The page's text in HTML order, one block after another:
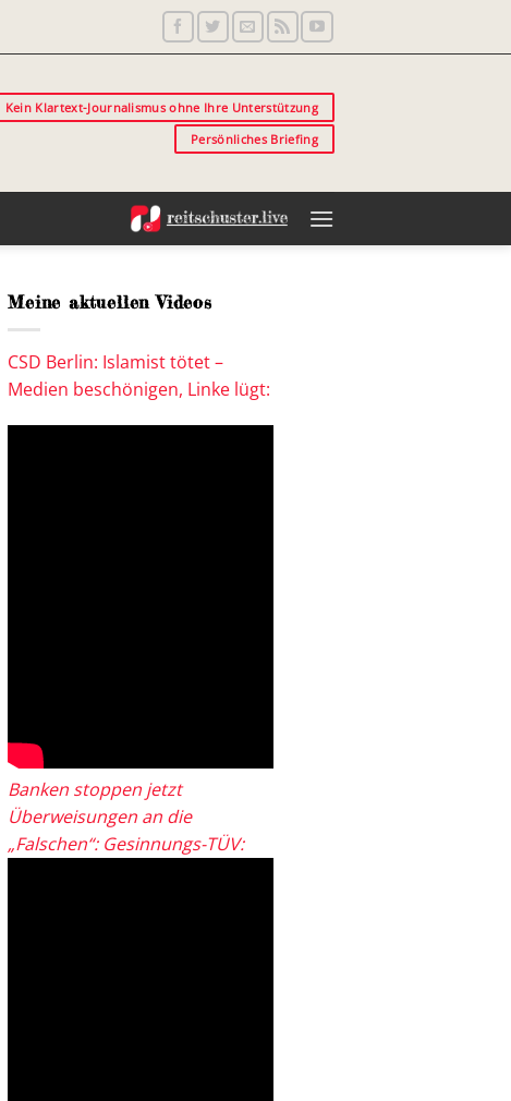
Kein Klartext-Journalismus ohne Ihre Unterstützung
Persönliches Briefing
Meine aktuellen Videos
CSD Berlin: Islamist tötet –
Medien beschönigen, Linke lügt:
Banken stoppen jetzt
Überweisungen an die
„Falschen“: Gesinnungs-TÜV: